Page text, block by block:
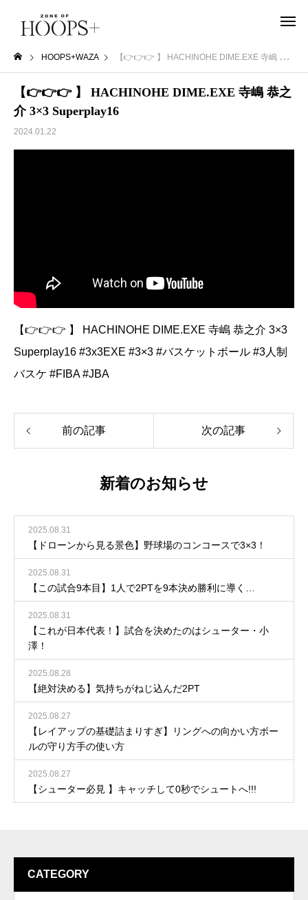
HOOPS+WAZA 【👉👉👉 】 HACHINOHE DIME.EXE 寺嶋 恭之介 3×3 Superplay16
【👉👉👉 】 HACHINOHE DIME.EXE 寺嶋 恭之
介 3×3 Superplay16
2024.01.22
【👉👉👉 】 HACHINOHE DIME.EXE 寺嶋 恭之介 3×3
Superplay16 #3x3EXE #3×3 #バスケットボール #3人制
バスケ #FIBA #JBA
前の記事 次の記事
新着のお知らせ
2025.08.31
【ドローンから見る景色】野球場のコンコースで3×3！
2025.08.31
【この試合9本目】1人で2PTを9本決め勝利に導く…
2025.08.31
【これが日本代表！】試合を決めたのはシューター・小
澤！
2025.08.28
【絶対決める】気持ちがねじ込んだ2PT
2025.08.27
【レイアップの基礎詰まりすぎ】リングへの向かい方ボー
ルの守り方手の使い方
2025.08.27
【シューター必見 】キャッチして0秒でシュートへ!!!
CATEGORY